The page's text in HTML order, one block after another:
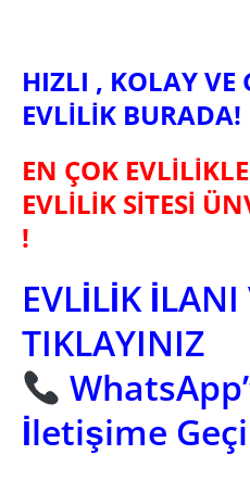
HIZLI , KOLAY VE
EVLİLİK BURADA!
EN ÇOK
EVLİLİK SİTESİ
!
EVLİLİK İLANI
TIKLAYINIZ
İletişime